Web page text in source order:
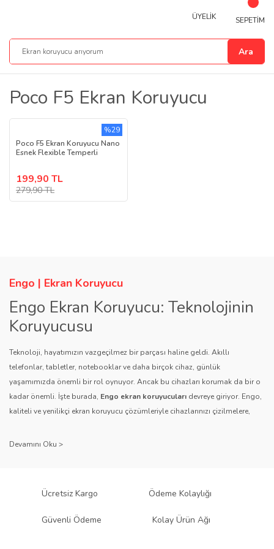
Ara
ÜYELİK SEPETİM
Poco F5 Ekran Koruyucu
Poco F5 Ekran Koruyucu Nano
Esnek Flexible Temperli
199,90 TL
279,90 TL
%29
Engo | Ekran Koruyucu
Engo Ekran Koruyucu: Teknolojinin
Koruyucusu
Teknoloji, hayatımızın vazgeçilmez bir parçası haline geldi. Akıllı
telefonlar, tabletler, notebooklar ve daha birçok cihaz, günlük
yaşamımızda önemli bir rol oynuyor. Ancak bu cihazları korumak da bir o
kadar önemli. İşte burada, Engo ekran koruyucuları devreye giriyor. Engo,
kaliteli ve yenilikçi ekran koruyucu çözümleriyle cihazlarınızı çizilmelere,
sağlıyor.
Engo ekran koruyucuları
, uzun yıllara dayanan tecrübesi ve teknolojiye
ürününü titiz bir kalite kontrol sürecinden geçirir. Kullanıcı dostu tasarımı
Ücretsiz Kargo Ödeme Kolaylığı
Güvenli Ödeme Kolay Ürün Ağı